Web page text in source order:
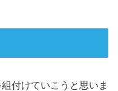
付けていこうと思いま